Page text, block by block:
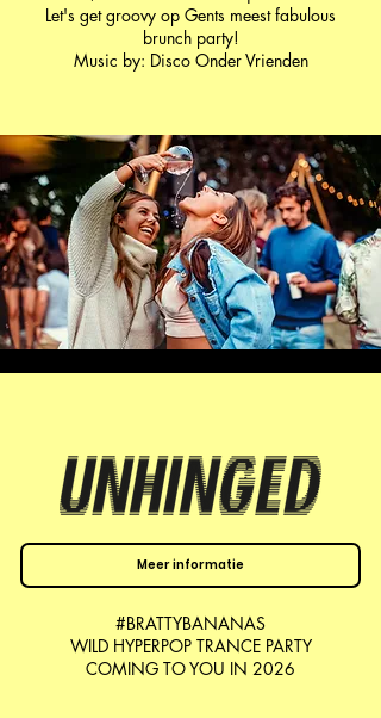
Let's get groovy op Gents meest fabulous
brunch party!
Music by: Disco Onder Vrienden
Meer informatie
#BRATTYBANANAS
WILD HYPERPOP TRANCE PARTY
COMING TO YOU IN 2026